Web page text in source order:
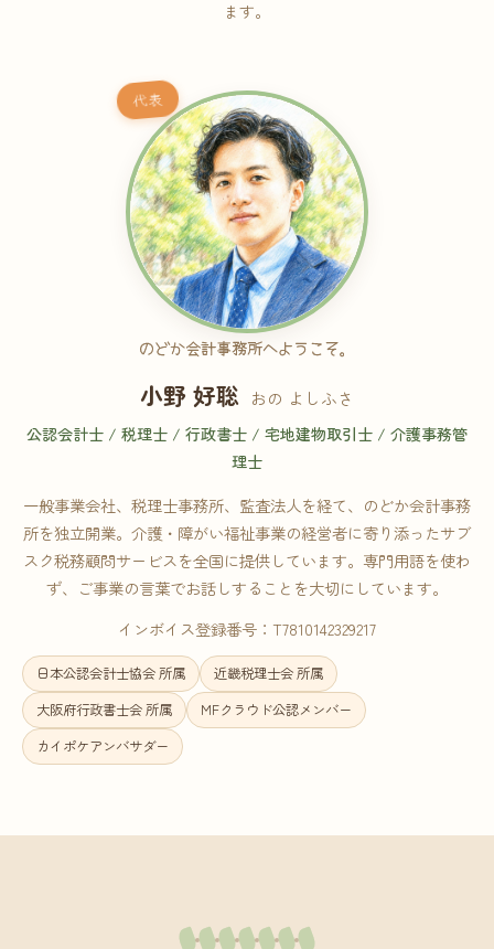
ます。
代表
のどか会計事務所へようこそ。
小野 好聡 おの よしふさ
公認会計士 / 税理士 / 行政書士 / 宅地建物取引士 / 介護事務管
理士
一般事業会社、税理士事務所、監査法人を経て、のどか会計事務
所を独立開業。介護・障がい福祉事業の経営者に寄り添ったサブ
スク税務顧問サービスを全国に提供しています。専門用語を使わ
ず、ご事業の言葉でお話しすることを大切にしています。
インボイス登録番号：T7810142329217
日本公認会計士協会 所属
近畿税理士会 所属
大阪府行政書士会 所属
MFクラウド公認メンバー
カイポケアンバサダー